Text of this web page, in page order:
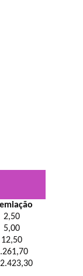
2,50
5,00
12,50